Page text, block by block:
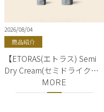
2026/08/04
商品紹介
【ETORAS(エトラス) Semi
Dry Cream(セミドライクリ
ーム)】銀座・有楽町・東京
駅｜hoyu(ホーユー)正規取
MORE